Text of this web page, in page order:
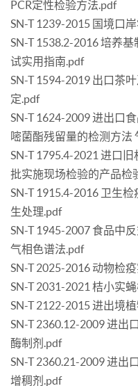
PCR定性检验方法.pdf
SN-T 1239-2015 国境口
SN-T 1538.2-2016 培养
试实用指南.pdf
SN-T 1594-2019 出口茶
定.pdf
SN-T 1624-2009 进出口
嘧菌酯残留量的检测方法
SN-T 1795.4-2021 进口
批实施现场检验的产品检
SN-T 1915.4-2016 卫生
生处理.pdf
SN-T 1945-2007 食品中
气相色谱法.pdf
SN-T 2025-2016 动物检
SN-T 2031-2021 桔小实
SN-T 2122-2015 进出境
SN-T 2360.12-2009 进出
酶制剂.pdf
SN-T 2360.21-2009 进出
增稠剂.pdf